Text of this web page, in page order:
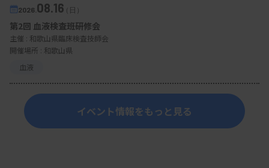
2026. 08.16（日）
第2回 血液検査班研修会
主催 : 和歌山県臨床検査技師会
開催場所 : 和歌山県
血液
イベント情報をもっと見る